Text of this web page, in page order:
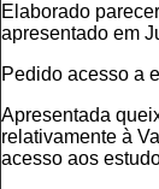
Elaborado
apresentado em
Pedido acesso a
Apresentada
relativamente à
acesso aos